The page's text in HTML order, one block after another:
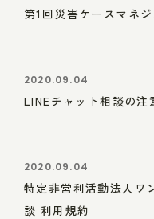
第1回災害ケースマネ
2020.09.04
LINEチャット相談の注
2020.09.04
特定非営利活動法人ワ
談 利用規約